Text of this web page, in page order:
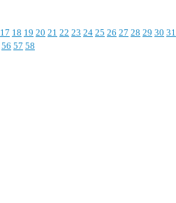
17 18 19 20 21 22 23 24 25 26 27 28 29 30 31
56 57 58